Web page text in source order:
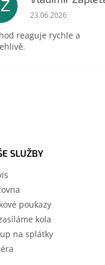
Hodnocení
23.06.2026
reaguje rychle a
SLUŽBY
poukazy
kola
na splátky